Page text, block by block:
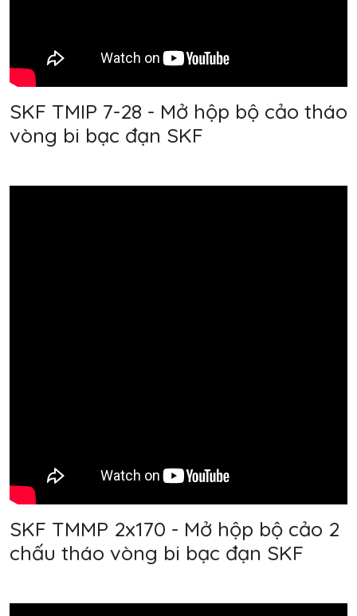
SKF TMIP 7-28 - Mở hộp bộ cảo tháo
vòng bi bạc đạn SKF
SKF TMMP 2x170 - Mở hộp bộ cảo 2
chấu tháo vòng bi bạc đạn SKF